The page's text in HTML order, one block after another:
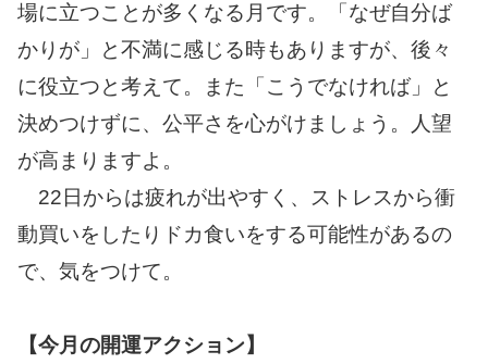
場に立つことが多くなる月です。「なぜ自分ば
かりが」と不満に感じる時もありますが、後々
に役立つと考えて。また「こうでなければ」と
決めつけずに、公平さを心がけましょう。人望
が高まりますよ。
22日からは疲れが出やすく、ストレスから衝
動買いをしたりドカ食いをする可能性があるの
で、気をつけて。
【今月の開運アクション】